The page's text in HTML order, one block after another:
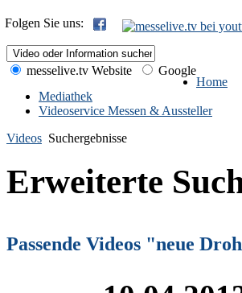
Folgen Sie uns:
messelive.tv Website
Google
Home
Mediathek
Videoservice Messen & Aussteller
Videos Suchergebnisse
Erweiterte
Passende Videos "neue